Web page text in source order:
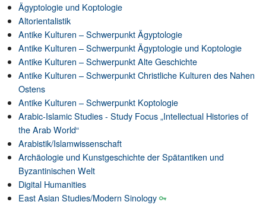
Ägyptologie und Koptologie
Altorientalistik
Antike Kulturen – Schwerpunkt Ägyptologie
Antike Kulturen – Schwerpunkt Ägyptologie und Koptologie
Antike Kulturen – Schwerpunkt Alte Geschichte
Antike Kulturen – Schwerpunkt Christliche Kulturen des Nahen
Ostens
Antike Kulturen – Schwerpunkt Koptologie
Arabic-Islamic Studies - Study Focus „Intellectual Histories of
the Arab World“
Arabistik/Islamwissenschaft
Archäologie und Kunstgeschichte der Spätantiken und
Byzantinischen Welt
Digital Humanities
East Asian Studies/Modern Sinology